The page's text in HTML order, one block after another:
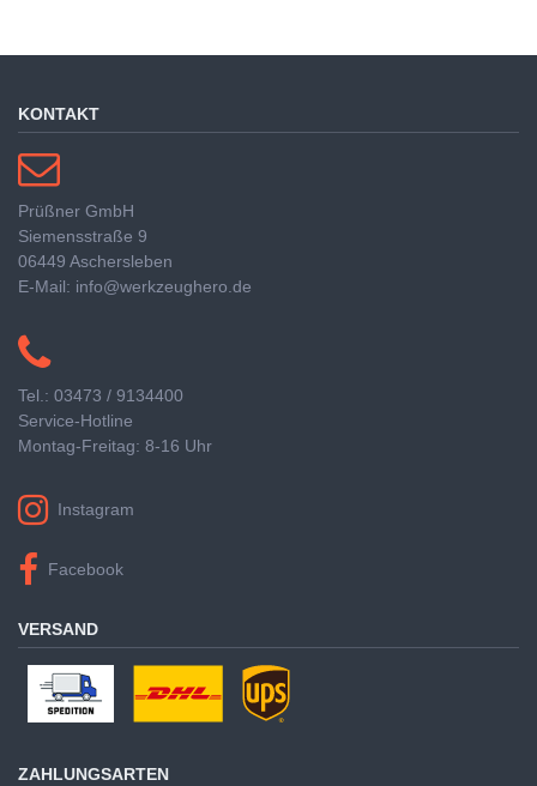
KONTAKT
Prüßner GmbH
Siemensstraße 9
06449 Aschersleben
E-Mail: info@werkzeughero.de
Tel.: 03473 / 9134400
Service-Hotline
Montag-Freitag: 8-16 Uhr
Instagram
Facebook
VERSAND
ZAHLUNGSARTEN